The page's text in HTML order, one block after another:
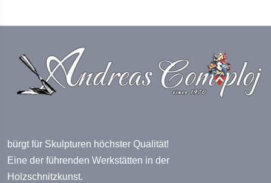
bürgt für Skulpturen höchster Qualität!
Eine der führenden Werkstätten in der
Holzschnitzkunst.